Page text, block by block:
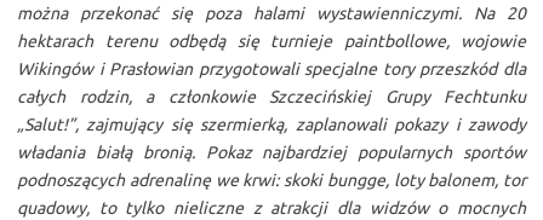
można przekonać się poza halami wystawienniczymi. Na 20
hektarach terenu odbędą się turnieje paintbollowe, wojowie
Wikingów i Prasłowian przygotowali specjalne tory przeszkód dla
całych rodzin, a członkowie Szczecińskiej Grupy Fechtunku
„Salut!”, zajmujący się szermierką, zaplanowali pokazy i zawody
władania białą bronią. Pokaz najbardziej popularnych sportów
podnoszących adrenalinę we krwi: skoki bungge, loty balonem, tor
quadowy, to tylko nieliczne z atrakcji dla widzów o mocnych